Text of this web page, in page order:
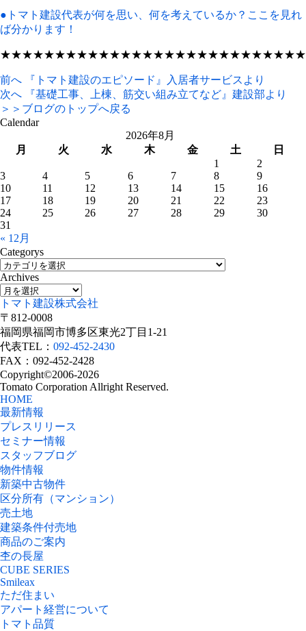
●トマト建設代表が何を思い、何を考えているか？ここを見れ
ば分かります！
前へ
『トマト建設のエピソード』入居者サービスより
次へ
『基礎工事、上棟、筋交い組み立てなど』建設部より
＞＞ブログのトップへ戻る
Calendar
2026年8月
月
火 水 木 金 土
日
1
2
3
4 5 6 7 8
9
10
11 12 13 14 15
16
17
18 19 20 21 22
23
24
25 26 27 28 29
30
31
« 12月
Categorys
Archives
トマト建設株式会社
〒812-0008
福岡県福岡市博多区東光2丁目1-21
代表TEL： 092-452-2430
FAX：092-452-2428
Copyright©2006-2026
Tomato Corporation Allright Reserved.
HOME
最新情報
プレスリリース
セミナー情報
スタッフブログ
物件情報
新築中古物件
区分所有（マンション）
売土地
建築条件付売地
商品のご案内
杢の長屋
CUBE SERIES
Smileax
ただ住まい
アパート経営について
トマト品質